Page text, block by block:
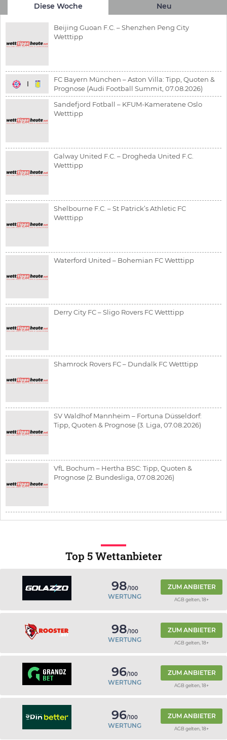
Diese Woche Neu
Beijing Guoan F.C. – Shenzhen Peng City
Wetttipp
FC Bayern München – Aston Villa: Tipp, Quoten &
Prognose (Audi Football Summit, 07.08.2026)
Sandefjord Fotball – KFUM-Kameratene Oslo
Wetttipp
Galway United F.C. – Drogheda United F.C.
Wetttipp
Shelbourne F.C. – St Patrick’s Athletic FC
Wetttipp
Waterford United – Bohemian FC Wetttipp
Derry City FC – Sligo Rovers FC Wetttipp
Shamrock Rovers FC – Dundalk FC Wetttipp
SV Waldhof Mannheim – Fortuna Düsseldorf:
Tipp, Quoten & Prognose (3. Liga, 07.08.2026)
VfL Bochum – Hertha BSC: Tipp, Quoten &
Prognose (2. Bundesliga, 07.08.2026)
Top 5 Wettanbieter
98/100
WERTUNG
ZUM ANBIETER
AGB gelten, 18+
98/100
WERTUNG
ZUM ANBIETER
AGB gelten, 18+
96/100
WERTUNG
ZUM ANBIETER
AGB gelten, 18+
96/100
WERTUNG
ZUM ANBIETER
AGB gelten, 18+